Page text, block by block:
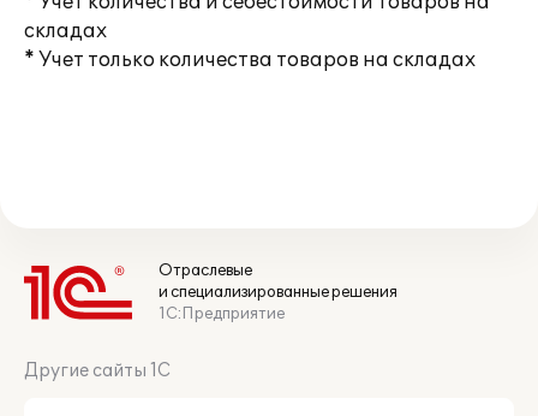
складах
* Учет только количества товаров на складах
Отраслевые
и специализированные решения
1С:Предприятие
Другие сайты 1С